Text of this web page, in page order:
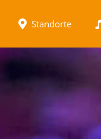
Standorte